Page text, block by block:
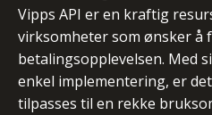
Vipps API er en kraftig
virksomheter som ønsker å
betalingsopplevelsen. Med
enkel implementering, er
tilpasses til en rekke